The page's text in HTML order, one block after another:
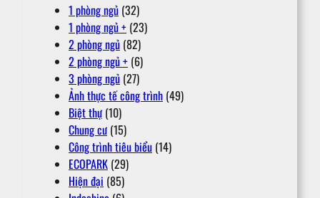
1 phòng ngủ (32)
1 phòng ngủ + (23)
2 phòng ngủ (82)
2 phòng ngủ + (6)
3 phòng ngủ (27)
Ảnh thực tế công trình (49)
Biệt thự (10)
Chung cư (15)
Công trình tiêu biểu (14)
ECOPARK (29)
Hiện đại (85)